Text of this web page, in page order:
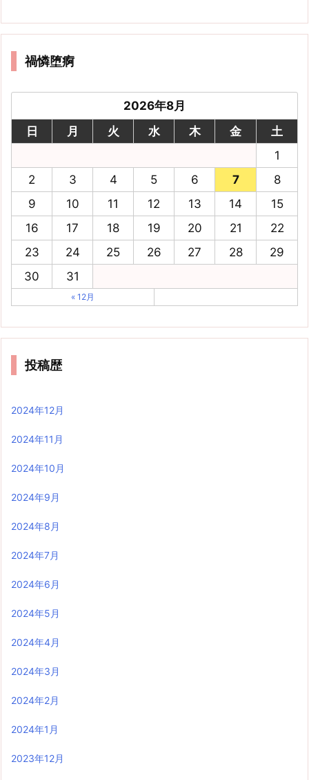
禍憐堕痾
2026年8月
日
月 火 水 木 金
土
1
2
3 4 5 6 7
8
9
10 11 12 13 14
15
16
17 18 19 20 21
22
23
24 25 26 27 28
29
30
31
« 12月
投稿歴
2024年12月
2024年11月
2024年10月
2024年9月
2024年8月
2024年7月
2024年6月
2024年5月
2024年4月
2024年3月
2024年2月
2024年1月
2023年12月